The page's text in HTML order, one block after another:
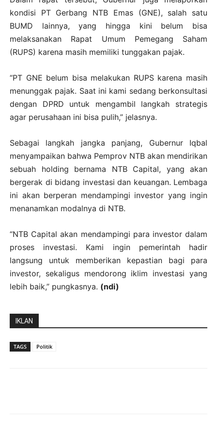
kondisi PT Gerbang NTB Emas (GNE), salah satu
BUMD lainnya, yang hingga kini belum bisa
melaksanakan Rapat Umum Pemegang Saham
(RUPS) karena masih memiliki tunggakan pajak.
“PT GNE belum bisa melakukan RUPS karena masih
menunggak pajak. Saat ini kami sedang berkonsultasi
dengan DPRD untuk mengambil langkah strategis
agar perusahaan ini bisa pulih,” jelasnya.
Sebagai langkah jangka panjang, Gubernur Iqbal
menyampaikan bahwa Pemprov NTB akan mendirikan
sebuah holding bernama NTB Capital, yang akan
bergerak di bidang investasi dan keuangan. Lembaga
ini akan berperan mendampingi investor yang ingin
menanamkan modalnya di NTB.
“NTB Capital akan mendampingi para investor dalam
proses investasi. Kami ingin pemerintah hadir
langsung untuk memberikan kepastian bagi para
investor, sekaligus mendorong iklim investasi yang
lebih baik,” pungkasnya. (ndi)
IKLAN
TAGS Politik